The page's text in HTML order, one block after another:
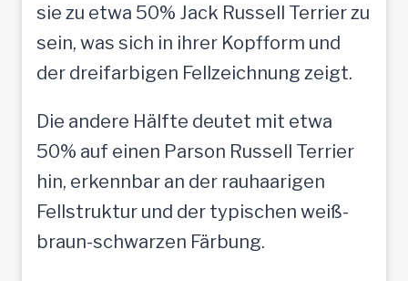
sie zu etwa 50% Jack Russell Terrier zu
sein, was sich in ihrer Kopfform und
der dreifarbigen Fellzeichnung zeigt.
Die andere Hälfte deutet mit etwa
50% auf einen Parson Russell Terrier
hin, erkennbar an der rauhaarigen
Fellstruktur und der typischen weiß-
braun-schwarzen Färbung.